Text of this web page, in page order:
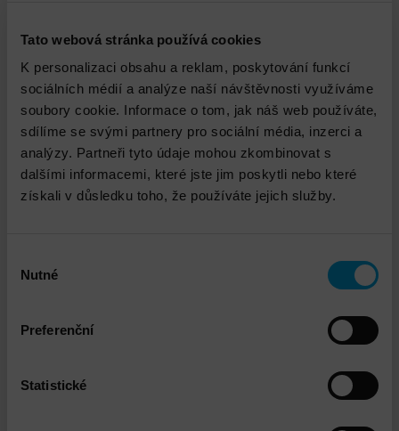
Tato webová stránka používá cookies
K personalizaci obsahu a reklam, poskytování funkcí
sociálních médií a analýze naší návštěvnosti využíváme
soubory cookie. Informace o tom, jak náš web používáte,
sdílíme se svými partnery pro sociální média, inzerci a
analýzy. Partneři tyto údaje mohou zkombinovat s
dalšími informacemi, které jste jim poskytli nebo které
získali v důsledku toho, že používáte jejich služby.
souhlasu
Nutné
Preferenční
Statistické
Tomáš Včelička
tvcelicka@dns.cz
Propojené služby